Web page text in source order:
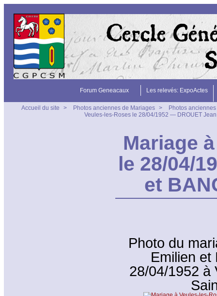
Forum Geneacaux Les relevés: ExpoActes
Accueil du site > Photos anciennes de Mariages >
Photos
Veules-les-Roses le 28/04/1952 — DROUET
Mariage
le 28/04/
et
Photo du
Emilien et
28/04/1952 à